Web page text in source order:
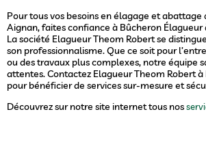
Pour tous vos besoins en élagage et abattage
Aignan, faites confiance à Bûcheron
La société Elagueur Theom Robert se
son professionnalisme. Que ce soit pour
ou des travaux plus complexes, notre équipe
attentes. Contactez Elagueur Theom Robert
pour bénéficier de services sur-mesure et
Découvrez sur notre site internet tous nos